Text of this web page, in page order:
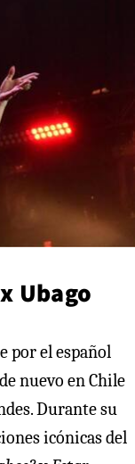
Ubago
por el español
nuevo en Chile
Durante su
icónicas del